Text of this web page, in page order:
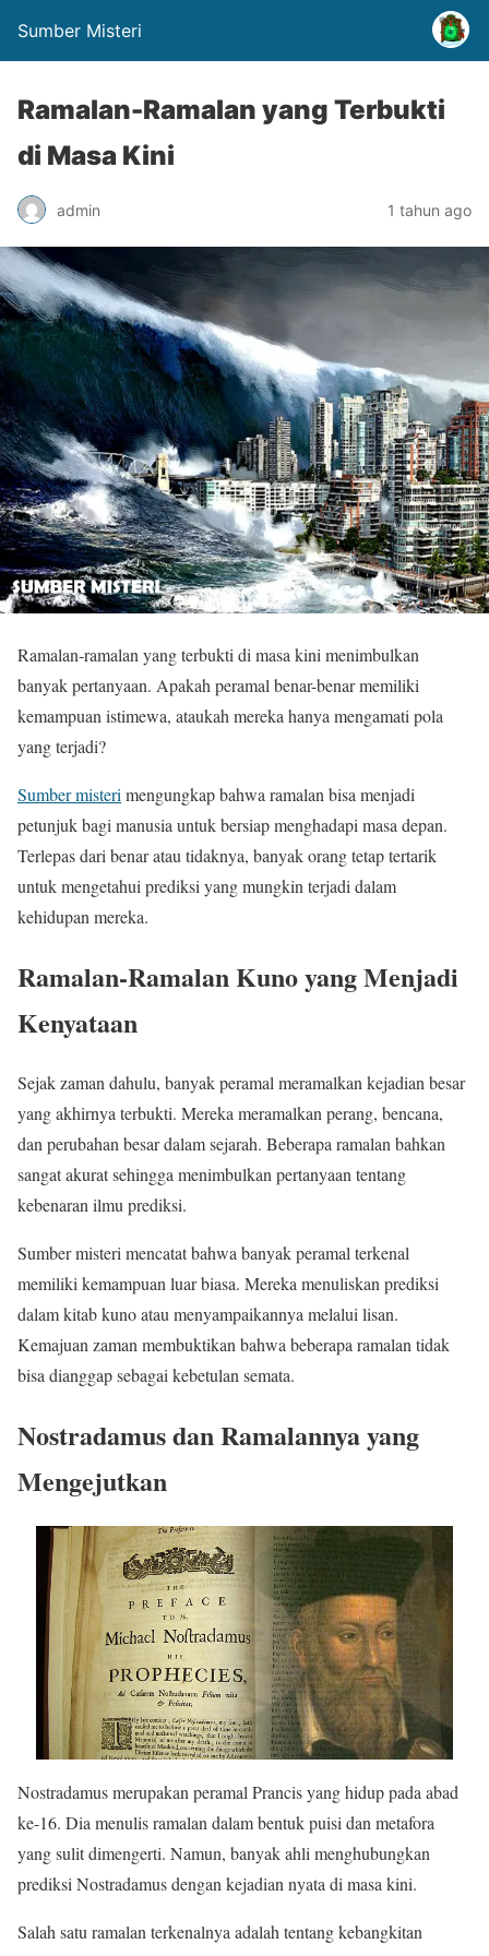
Sumber Misteri
Ramalan-Ramalan yang Terbukti
di Masa Kini
admin 1 tahun ago
Ramalan-ramalan yang terbukti di masa kini menimbulkan
banyak pertanyaan. Apakah peramal benar-benar memiliki
kemampuan istimewa, ataukah mereka hanya mengamati pola
yang terjadi?
Sumber misteri mengungkap bahwa ramalan bisa menjadi
petunjuk bagi manusia untuk bersiap menghadapi masa depan.
Terlepas dari benar atau tidaknya, banyak orang tetap tertarik
untuk mengetahui prediksi yang mungkin terjadi dalam
kehidupan mereka.
Ramalan-Ramalan Kuno yang Menjadi
Kenyataan
Sejak zaman dahulu, banyak peramal meramalkan kejadian besar
yang akhirnya terbukti. Mereka meramalkan perang, bencana,
dan perubahan besar dalam sejarah. Beberapa ramalan bahkan
sangat akurat sehingga menimbulkan pertanyaan tentang
kebenaran ilmu prediksi.
Sumber misteri mencatat bahwa banyak peramal terkenal
memiliki kemampuan luar biasa. Mereka menuliskan prediksi
dalam kitab kuno atau menyampaikannya melalui lisan.
Kemajuan zaman membuktikan bahwa beberapa ramalan tidak
bisa dianggap sebagai kebetulan semata.
Nostradamus dan Ramalannya yang
Mengejutkan
Nostradamus merupakan peramal Prancis yang hidup pada abad
ke-16. Dia menulis ramalan dalam bentuk puisi dan metafora
yang sulit dimengerti. Namun, banyak ahli menghubungkan
prediksi Nostradamus dengan kejadian nyata di masa kini.
Salah satu ramalan terkenalnya adalah tentang kebangkitan